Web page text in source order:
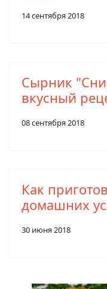
14 сентября 2018
Сырник
вкусный
08 сентября 2018
Как
домашних
30 июня 2018